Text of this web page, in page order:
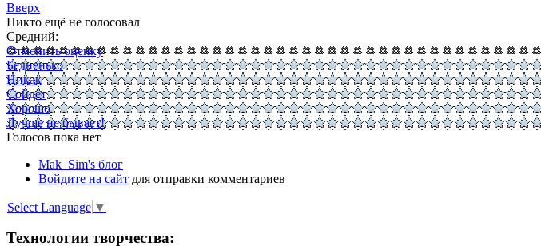
Вверх
Никто ещё не голосовал
Средний:
Отменить оценку
Бедненько
Никак
Сойдёт
Хорошо
Лучше не бывает!
Голосов пока нет
Mak_Sim's блог
Войдите на сайт для отправки комментариев
Select Language ▼
Технологии творчества: